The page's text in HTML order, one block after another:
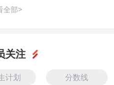
幼儿园的全寄宿私立学校。
“万寿”塔斗麒麟山麓，西邻
总建筑面积5万多平方米，建
楼、教师公寓楼、学生公寓
运动场等。校园设施完善，
，生活也特别舒心。每间教
全部>
关注
计划 分数线